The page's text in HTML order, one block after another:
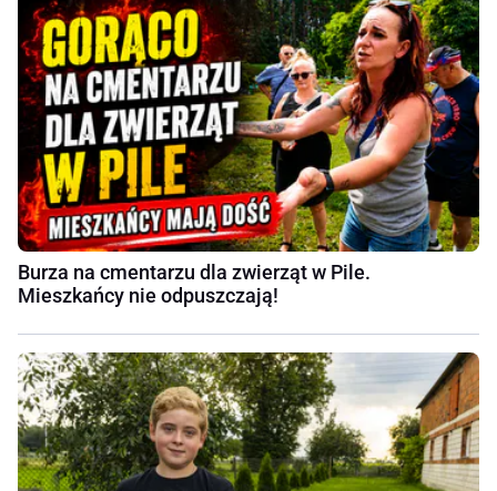
Burza na cmentarzu dla zwierząt w Pile.
Mieszkańcy nie odpuszczają!